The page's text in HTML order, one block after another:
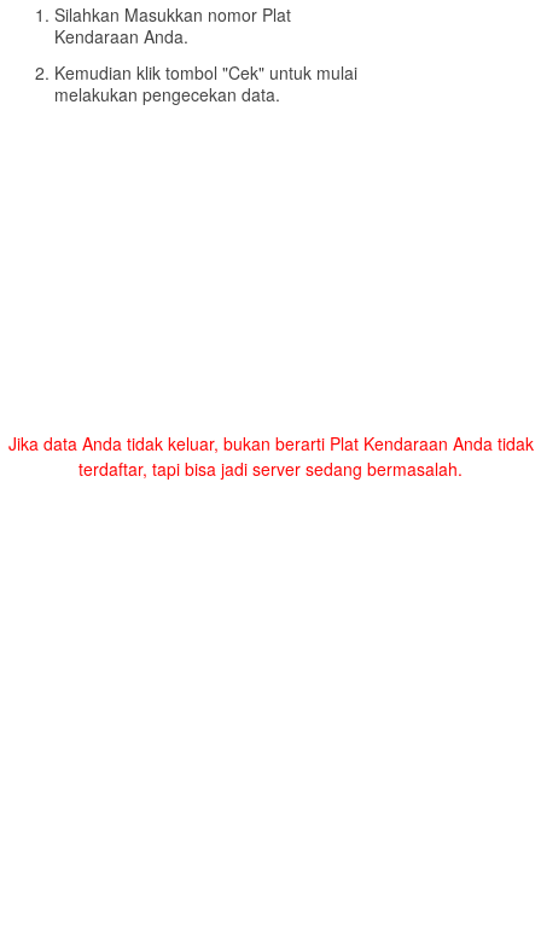
Silahkan Masukkan nomor Plat
Kendaraan Anda.
Kemudian klik tombol "Cek" untuk mulai
melakukan pengecekan data.
Jika data Anda tidak keluar, bukan berarti Plat Kendaraan Anda tidak
terdaftar, tapi bisa jadi server sedang bermasalah.